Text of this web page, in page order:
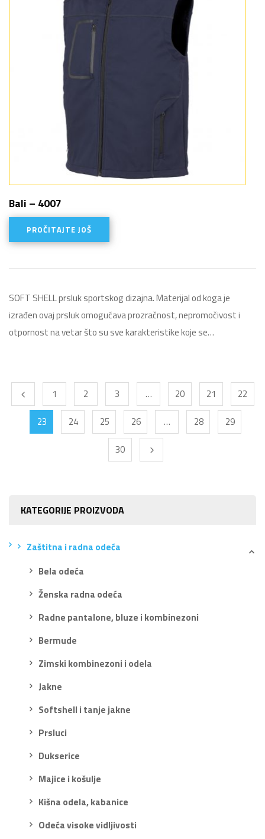
KATEGORIJE PROIZVODA
Zaštitna i radna odeća
Bela odeća
Ženska radna odeća
Radne pantalone, bluze i kombinezoni
Bermude
Zimski kombinezoni i odela
Jakne
Softshell i tanje jakne
Prsluci
Dukserice
Majice i košulje
Kišna odela, kabanice
Odeća visoke vidljivosti
Bali – 4007
PROČITAJTE JOŠ
SOFT SHELL prsluk sportskog dizajna. Materijal od koga je
izrađen ovaj prsluk omogućava prozračnost, nepromočivost i
otpornost na vetar što su sve karakteristike koje se…
1 2 3 … 20 21 22
23 24 25 26 … 28 29
30